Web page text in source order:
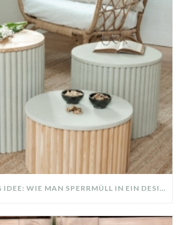
DIY UPCYLING IDEE: WIE MAN SPERRMÜLL IN EIN DESIGNER TEIL VERWANDELT